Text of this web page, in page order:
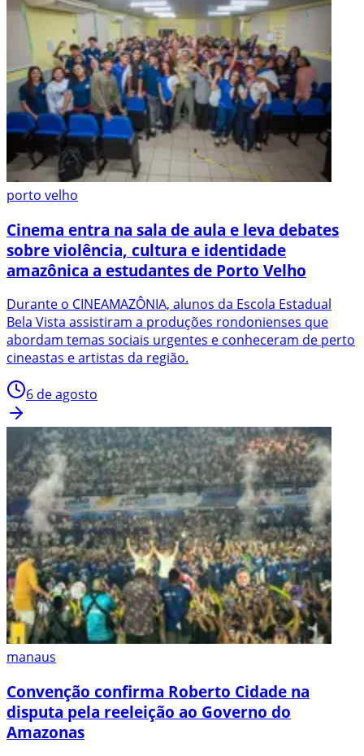
porto velho
Cinema entra na sala de aula e leva debates
sobre violência, cultura e identidade
amazônica a estudantes de Porto Velho
Durante o CINEAMAZÔNIA, alunos da Escola Estadual
Bela Vista assistiram a produções rondonienses que
abordam temas sociais urgentes e conheceram de perto
cineastas e artistas da região.
6 de agosto
manaus
Convenção confirma Roberto Cidade na
disputa pela reeleição ao Governo do
Amazonas